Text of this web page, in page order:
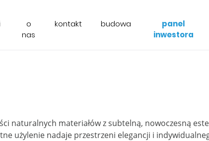
o
nas
kontakt budowa
panel
inwestora
naturalnych materiałów z subtelną, nowoczesną
użylenie nadaje przestrzeni elegancji i